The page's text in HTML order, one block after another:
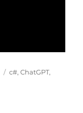
Etiquetas
c#,ChatGPT,